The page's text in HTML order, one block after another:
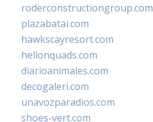
roderconstructiongroup.com
plazabatai.com
hawkscayresort.com
hellonquads.com
diarioanimales.com
decogaleri.com
unavozparadios.com
shoes-vert.com